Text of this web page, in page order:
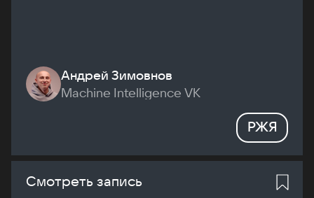
Андрей Зимовнов
Machine Intelligence VK
РЖЯ
Смотреть запись